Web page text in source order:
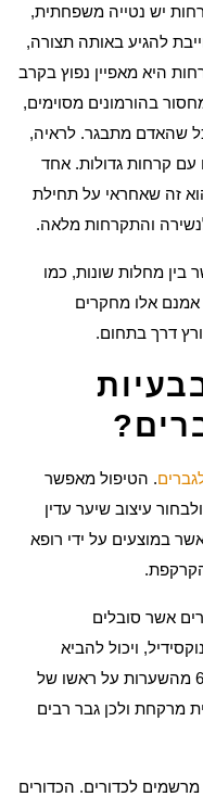
יש נטייה משפחתית,
להגיע באותה תצורה,
היא מאפיין נפוץ בקרב
בהורמונים מסוימים,
שהאדם מתבגר. לראיה,
קרחות גדולות. אחד
זה שאחראי על תחילת
והתקרחות מלאה.
מחלות שונות, כמו
אלו מחקרים
דרך בתחום.
. הטיפול מאפשר
עיצוב שיער עדין
במוצעים על ידי רופא
אשר סובלים
ויכול להביא
יומי קבוע לצמיחה של עד כ 60% מהשערות על ראשו של
ולכן גבר רבים
לכדורים. הכדורים